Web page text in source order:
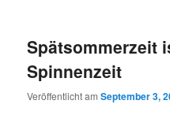
Spätsommerzeit
Spinnenzeit
Veröffentlicht amSeptember 3,